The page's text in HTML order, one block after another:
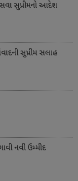
સુપ્રીમનો આદેશ
સુપ્રીમ સલાહ
નવી ઉમ્મીદ